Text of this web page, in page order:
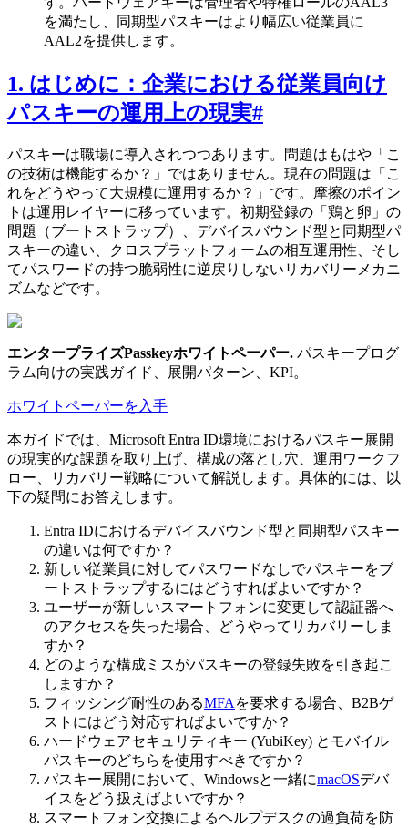
を満たし、同期型パスキーはより幅広い従業員に
AAL2を提供します。
1. はじめに：企業における従業員向け
パスキーの運用上の現実#
パスキーは職場に導入されつつあります。問題はもはや「こ
の技術は機能するか？」ではありません。現在の問題は「こ
れをどうやって大規模に運用するか？」です。摩擦のポイン
トは運用レイヤーに移っています。初期登録の「鶏と卵」の
問題（ブートストラップ）、デバイスバウンド型と同期型パ
スキーの違い、クロスプラットフォームの相互運用性、そし
てパスワードの持つ脆弱性に逆戻りしないリカバリーメカニ
ズムなどです。
エンタープライズPasskeyホワイトペーパー. パスキープログ
ラム向けの実践ガイド、展開パターン、KPI。
ホワイトペーパーを入手
本ガイドでは、Microsoft Entra ID環境におけるパスキー展開
の現実的な課題を取り上げ、構成の落とし穴、運用ワークフ
ロー、リカバリー戦略について解説します。具体的には、以
下の疑問にお答えします。
Entra IDにおけるデバイスバウンド型と同期型パスキー
の違いは何ですか？
新しい従業員に対してパスワードなしでパスキーをブ
ートストラップするにはどうすればよいですか？
ユーザーが新しいスマートフォンに変更して認証器へ
のアクセスを失った場合、どうやってリカバリーしま
すか？
どのような構成ミスがパスキーの登録失敗を引き起こ
しますか？
フィッシング耐性のあるMFA を要求する場合、B2Bゲ
ストにはどう対応すればよいですか？
ハードウェアセキュリティキー (YubiKey) とモバイル
パスキーのどちらを使用すべきですか？
パスキー展開において、Windowsと一緒にmacOSデバ
イスをどう扱えばよいですか？
スマートフォン交換によるヘルプデスクの過負荷を防